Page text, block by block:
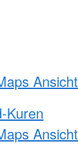
Ansicht
Kuren
Ansicht